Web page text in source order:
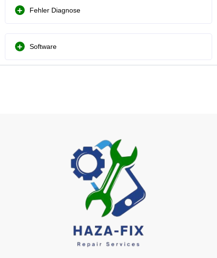
Fehler Diagnose
Software